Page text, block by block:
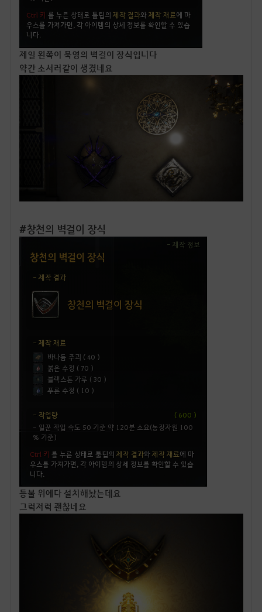
제일 왼쪽이 묵영의 벽걸이 장식입니다
약간 소서러같이 생겼네요
#창천의 벽걸이 장식
등불 위에다 설치해놨는데요
그럭저럭 괜찮네요